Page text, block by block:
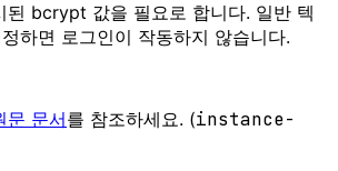
된 bcrypt 값을 필요로 합니다. 일반 텍
하면 로그인이 작동하지 않습니다.
문 문서를 참조하세요. (instance-